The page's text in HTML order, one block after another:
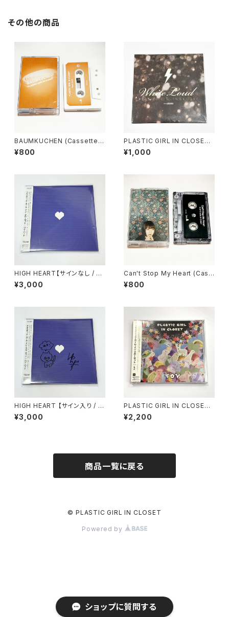
ショップに質問する
その他の商品
BAUMKUCHEN (Cassette T
ape)
¥800
PLASTIC GIRL IN CLOSET /
White Loud (CD)
¥1,000
HIGH HEART【サインなし / DL
カード付】
¥3,000
Can't Stop My Heart (Cass
ette Tape)
¥800
HIGH HEART 【サイン入り / D
Lカード付】
¥3,000
PLASTIC GIRL IN CLOSET /
TOY (CD)
¥2,200
商品一覧に戻る
© PLASTIC GIRL IN CLOSET
Powered by